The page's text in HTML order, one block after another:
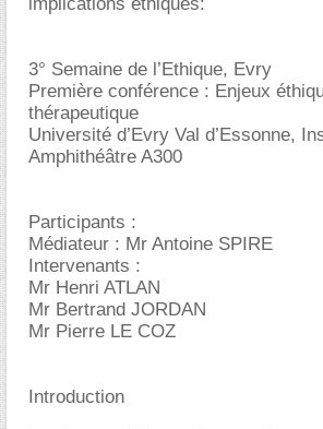
3° Semaine de l’Ethique, Evry
Première conférence : Enjeux
thérapeutique
Université d’Evry Val d’Essonne,
Amphithéâtre A300
Participants :
Médiateur : Mr Antoine SPIRE
Intervenants :
Mr Henri ATLAN
Mr Bertrand JORDAN
Mr Pierre LE COZ
Introduction